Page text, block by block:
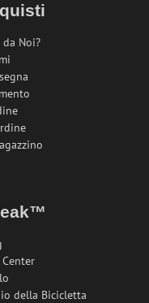
da Noi?
della Bicicletta